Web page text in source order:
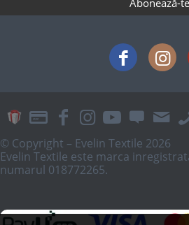
© Copyright – Evelin Textile 2026
Evelin Textile este marca
numarul 018772265.